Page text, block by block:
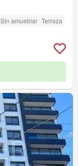
Sin amueblar Terraza